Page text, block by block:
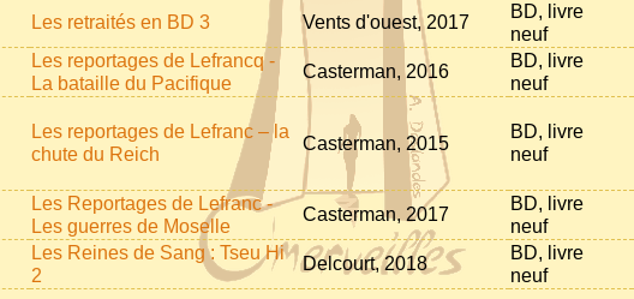
Les retraités en BD 3 Vents d'ouest, 2017
BD, livre
neuf
Les reportages de Lefrancq -
La bataille du Pacifique
Casterman, 2016
BD, livre
neuf
Les reportages de Lefranc – la
chute du Reich
Casterman, 2015
BD, livre
neuf
Les Reportages de Lefranc -
Les guerres de Moselle
Casterman, 2017
BD, livre
neuf
Les Reines de Sang : Tseu Hi
2
Delcourt, 2018
BD, livre
neuf